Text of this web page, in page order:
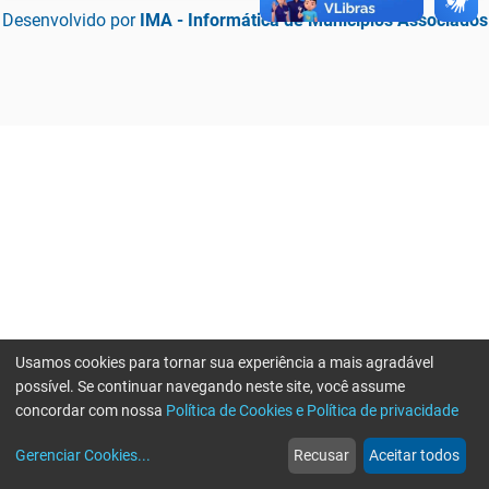
Desenvolvido por IMA - Informática de Municípios Associados
web
Notícias
more_horiz
Mais
Usamos cookies para tornar sua experiência a mais agradável
possível. Se continuar navegando neste site, você assume
concordar com nossa Política de Cookies e Política de privacidade
Gerenciar Cookies... Recusar Aceitar todos
Erro ao enviar informações, por favor tente novamente